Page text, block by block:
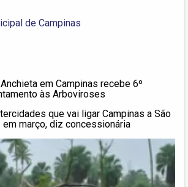
em Campinas recebe 6º
às Arboviroses
que vai ligar Campinas a São
março, diz concessionária